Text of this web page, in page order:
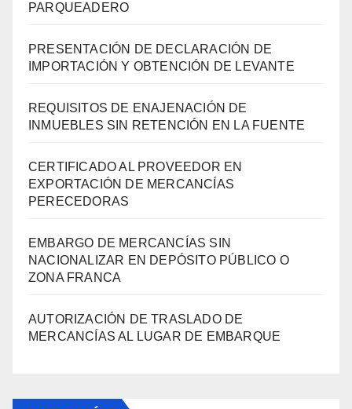
PARQUEADERO
PRESENTACIÓN DE DECLARACIÓN DE
IMPORTACIÓN Y OBTENCIÓN DE LEVANTE
REQUISITOS DE ENAJENACIÓN DE
INMUEBLES SIN RETENCIÓN EN LA FUENTE
CERTIFICADO AL PROVEEDOR EN
EXPORTACIÓN DE MERCANCÍAS
PERECEDORAS
EMBARGO DE MERCANCÍAS SIN
NACIONALIZAR EN DEPÓSITO PÚBLICO O
ZONA FRANCA
AUTORIZACIÓN DE TRASLADO DE
MERCANCÍAS AL LUGAR DE EMBARQUE